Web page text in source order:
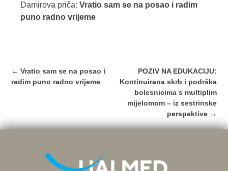
Damirova priča: Vratio sam se na posao i radim
puno radno vrijeme
Post
navigation
← Vratio sam se na posao i
radim puno radno vrijeme
POZIV NA EDUKACIJU:
Kontinuirana skrb i podrška
bolesnicima s multiplim
mijelomom – iz sestrinske
perspektive →